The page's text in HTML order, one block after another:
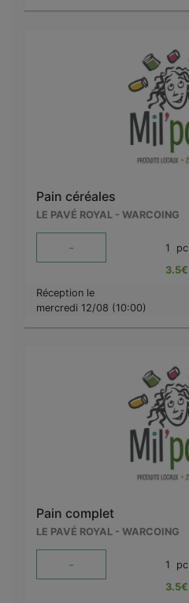
Pain céréales
LE PAVÉ ROYAL - WARCOING
- 1 pc
3.5€
Réception le
mercredi 12/08 (10:00)
Pain complet
LE PAVÉ ROYAL - WARCOING
- 1 pc
3.5€